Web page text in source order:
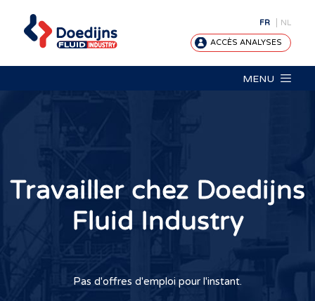
ACCÈS ANALYSES
FR NL
MENU
Travailler chez Doedijns
Fluid Industry
Pas d'offres d'emploi pour l'instant.